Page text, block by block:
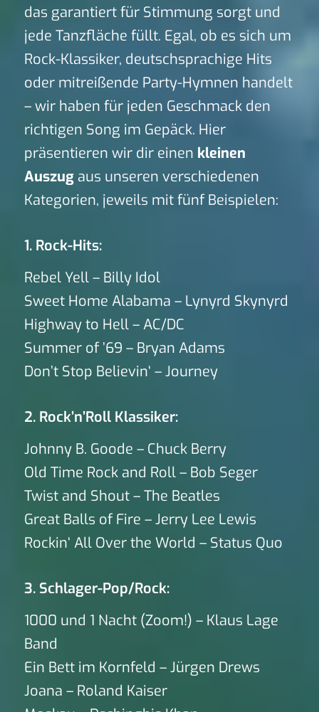
das garantiert für Stimmung sorgt und
jede Tanzfläche füllt. Egal, ob es sich um
Rock-Klassiker, deutschsprachige Hits
oder mitreißende Party-Hymnen handelt
– wir haben für jeden Geschmack den
richtigen Song im Gepäck. Hier
präsentieren wir dir einen kleinen
Auszugaus unseren verschiedenen
Kategorien, jeweils mit fünf Beispielen:
1. Rock-Hits:
Rebel Yell – Billy Idol
Sweet Home Alabama – Lynyrd Skynyrd
Highway to Hell – AC/DC
Summer of ’69 – Bryan Adams
Don’t Stop Believin‘ – Journey
2. Rock’n’Roll Klassiker:
Johnny B. Goode – Chuck Berry
Old Time Rock and Roll – Bob Seger
Twist and Shout – The Beatles
Great Balls of Fire – Jerry Lee Lewis
Rockin‘ All Over the World – Status Quo
3. Schlager-Pop/Rock:
1000 und 1 Nacht (Zoom!) – Klaus Lage
Band
Ein Bett im Kornfeld – Jürgen Drews
Joana – Roland Kaiser